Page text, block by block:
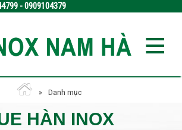
- 0909104379
Danh mục
HÀN INOX